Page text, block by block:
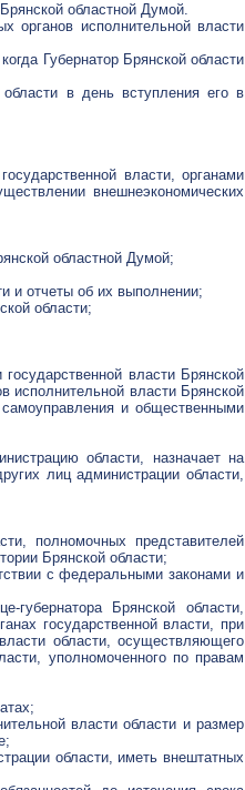
областной Думой.
органов исполнительной власти
Губернатор Брянской области
в день вступления его в
власти, органами
внешнеэкономических
областной Думой;
и отчеты об их выполнении;
области;
власти Брянской
исполнительной власти Брянской
и общественными
области, назначает на
лиц администрации области,
полномочных представителей
Брянской области;
с федеральными законами и
Брянской области,
государственной власти, при
области, осуществляющего
уполномоченного по правам
власти области и размер
области, иметь внештатных